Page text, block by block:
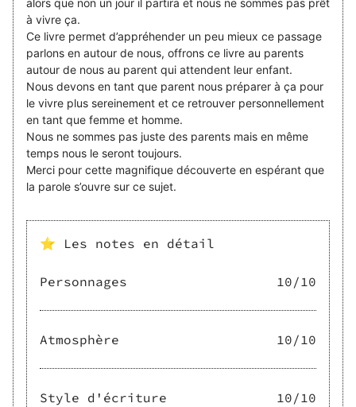
alors que non un jour il partira et nous ne sommes pas prêt
à vivre ça.
Ce livre permet d’appréhender un peu mieux ce passage
parlons en autour de nous, offrons ce livre au parents
autour de nous au parent qui attendent leur enfant.
Nous devons en tant que parent nous préparer à ça pour
le vivre plus sereinement et ce retrouver personnellement
en tant que femme et homme.
Nous ne sommes pas juste des parents mais en même
temps nous le seront toujours.
Merci pour cette magnifique découverte en espérant que
la parole s’ouvre sur ce sujet.
⭐ Les notes en détail
Personnages 10/10
Atmosphère 10/10
Style d'écriture 10/10